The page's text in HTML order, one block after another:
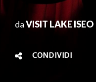
daVISIT LAKE ISEO
CONDIVIDI